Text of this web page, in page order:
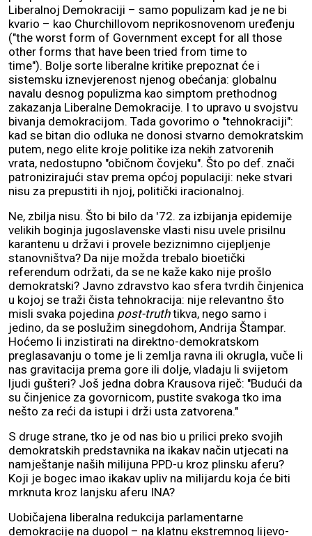
Liberalnoj Demokraciji – samo populizam kad je ne bi
kvario – kao Churchillovom neprikosnovenom uređenju
("the worst form of Government except for all those
other forms that have been tried from time to
time"). Bolje sorte liberalne kritike prepoznat će i
sistemsku iznevjerenost njenog obećanja: globalnu
navalu desnog populizma kao simptom prethodnog
zakazanja Liberalne Demokracije. I to upravo u svojstvu
bivanja demokracijom. Tada govorimo o "tehnokraciji":
kad se bitan dio odluka ne donosi stvarno demokratskim
putem, nego elite kroje politike iza nekih zatvorenih
vrata, nedostupno "običnom čovjeku". Što po def. znači
patronizirajući stav prema općoj populaciji: neke stvari
nisu za prepustiti ih njoj, politički iracionalnoj.
Ne, zbilja nisu. Što bi bilo da '72. za izbijanja epidemije
velikih boginja jugoslavenske vlasti nisu uvele prisilnu
karantenu u državi i provele beziznimno cijepljenje
stanovništva? Da nije možda trebalo bioetički
referendum održati, da se ne kaže kako nije prošlo
demokratski? Javno zdravstvo kao sfera tvrdih činjenica
u kojoj se traži čista tehnokracija: nije relevantno što
misli svaka pojedina post-truthtikva, nego samo i
jedino, da se poslužim sinegdohom, Andrija Štampar.
Hoćemo li inzistirati na direktno-demokratskom
preglasavanju o tome je li zemlja ravna ili okrugla, vuče li
nas gravitacija prema gore ili dolje, vladaju li svijetom
ljudi gušteri? Još jedna dobra Krausova riječ: "Budući da
su činjenice za govornicom, pustite svakoga tko ima
nešto za reći da istupi i drži usta zatvorena."
S druge strane, tko je od nas bio u prilici preko svojih
demokratskih predstavnika na ikakav način utjecati na
namještanje naših milijuna PPD-u kroz plinsku aferu?
Koji je bogec imao ikakav upliv na milijardu koja će biti
mrknuta kroz lanjsku aferu INA?
Uobičajena liberalna redukcija parlamentarne
demokracije na duopol – na klatnu ekstremnog lijevo-